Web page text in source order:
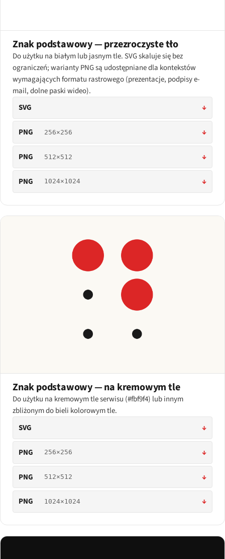
Znak podstawowy — przezroczyste tło
Do użytku na białym lub jasnym tle. SVG skaluje się bez
ograniczeń; warianty PNG są udostępniane dla kontekstów
wymagających formatu rastrowego (prezentacje, podpisy e-
mail, dolne paski wideo).
SVG
↓
PNG 256×256 ↓
PNG 512×512 ↓
PNG 1024×1024 ↓
Znak podstawowy — na kremowym tle
Do użytku na kremowym tle serwisu (#fbf9f4) lub innym
zbliżonym do bieli kolorowym tle.
SVG
↓
PNG 256×256 ↓
PNG 512×512 ↓
PNG 1024×1024 ↓